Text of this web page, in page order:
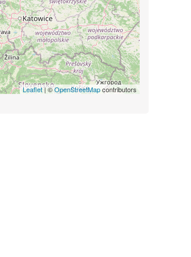
Leaflet| ©OpenStreetMapcontributors